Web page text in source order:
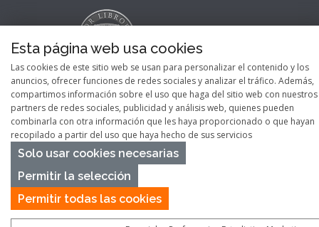
Copyright © 2026
Esta página web usa cookies
Las cookies de este sitio web se usan para personalizar el contenido y los
anuncios, ofrecer funciones de redes sociales y analizar el tráfico. Además,
compartimos información sobre el uso que haga del sitio web con nuestros
partners de redes sociales, publicidad y análisis web, quienes pueden
combinarla con otra información que les haya proporcionado o que hayan
recopilado a partir del uso que haya hecho de sus servicios
Solo usar cookies necesarias
Permitir la selección
Permitir todas las cookies